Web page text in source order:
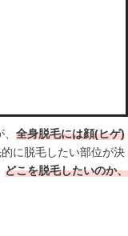
全身脱毛には顔(ヒゲ)
に脱毛したい部位が決
どこを脱毛したいのか、